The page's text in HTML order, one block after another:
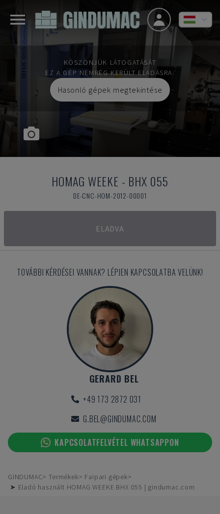
KÖSZÖNJÜK LÁTOGATÁSÁT
EZ A GÉP NEMRÉG KERÜLT ELADÁSRA.
Hasonló gépek megtekintése
HOMAG WEEKE - BHX 055
DE-CNC-HOM-2012-00001
ELADVA
TOVÁBBI KÉRDÉSEI VANNAK? LÉPJEN KAPCSOLATBA VELÜNK!
GERARD BEL
+49 173 2872 031
G.BEL@GINDUMAC.COM
KAPCSOLATFELVÉTEL WHATSAPPON
GINDUMAC Termékek
Faipari gépek
➤ Eladó használt HOMAG WEEKE BHX 055 | gindumac.com